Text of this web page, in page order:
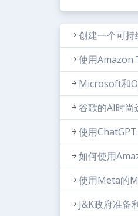
创建一个可
使用Amazon
Microsoft和
谷歌的AI时尚
使用
如何使用
使用Meta的
J&K政府准备